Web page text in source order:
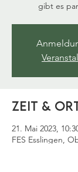
gibt es
Zeit &
21. Mai 2023,
FES Esslingen,